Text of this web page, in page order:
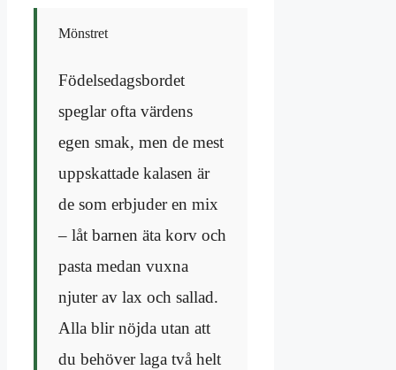
Mönstret
Födelsedagsbordet
speglar ofta värdens
egen smak, men de mest
uppskattade kalasen är
de som erbjuder en mix
– låt barnen äta korv och
pasta medan vuxna
njuter av lax och sallad.
Alla blir nöjda utan att
du behöver laga två helt